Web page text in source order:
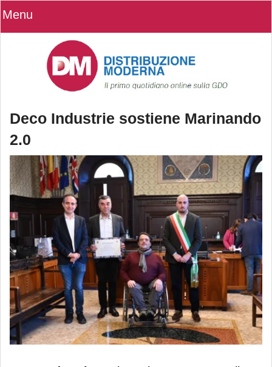
Menu
Deco Industrie sostiene Marinando
2.0